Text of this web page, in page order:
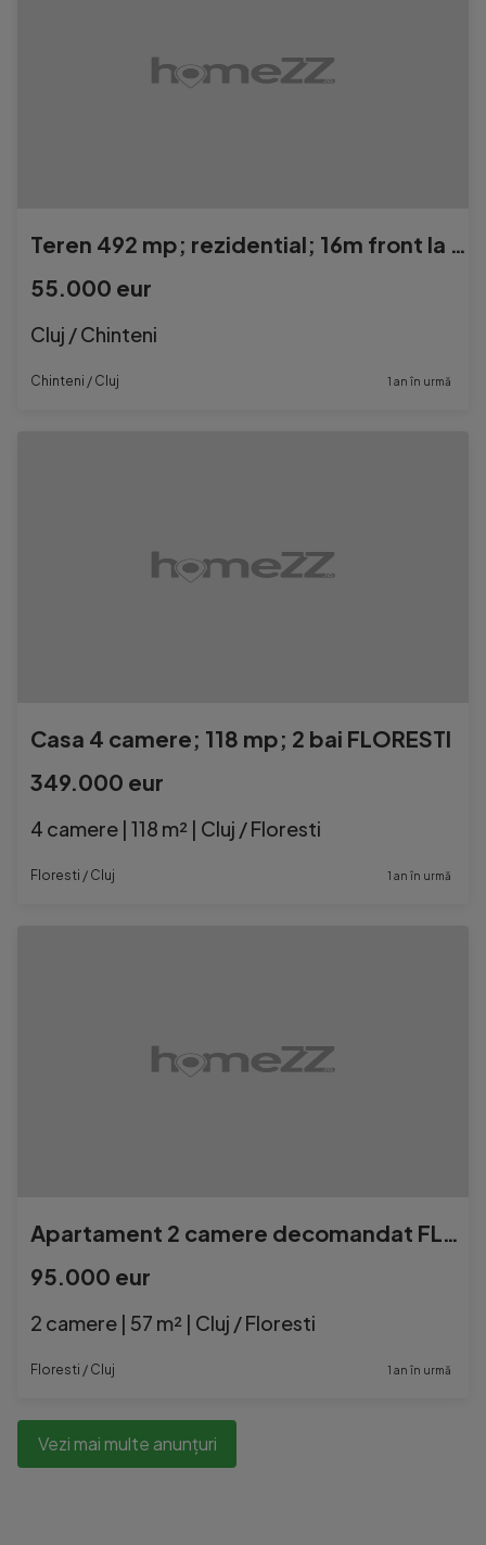
Teren 492 mp; rezidential; 16m front la strada CHINTENI
55.000 eur
Cluj / Chinteni
Chinteni / Cluj 1 an în urmă
Casa 4 camere; 118 mp; 2 bai FLORESTI
349.000 eur
4 camere | 118 m² | Cluj / Floresti
Floresti / Cluj 1 an în urmă
Apartament 2 camere decomandat FLORESTI
95.000 eur
2 camere | 57 m² | Cluj / Floresti
Floresti / Cluj 1 an în urmă
Vezi mai multe anunțuri